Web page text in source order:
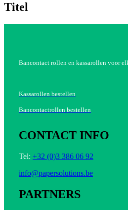
view
Titel
Bancontact rollen en kassarollen voor
Kassarollen bestellen
Bancontactrollen bestellen
CONTACT INFO
Tel: +32 (0)3 386 06 92
info@papersolutions.be
PARTNERS